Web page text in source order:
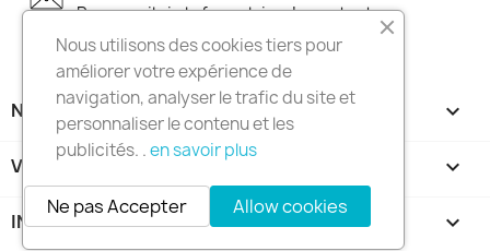
Par e-mail via le formulaire de contact
NOTRE SOCIÉTÉ 
VOTRE COMPTE 
INFORMATIONS keyboard_arrow_down
Nous utilisons des cookies tiers pour
améliorer votre expérience de
navigation, analyser le trafic du site et
personnaliser le contenu et les
publicités. .en savoir plus
Allow cookies
Ne pas Accepter